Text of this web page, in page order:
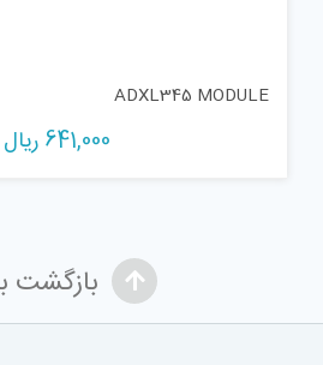
ADXL345 MODULE
641,000 ریال
بازگشت